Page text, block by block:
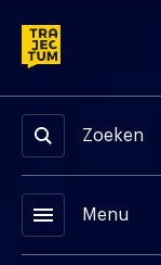
Zoeken
menu Menu